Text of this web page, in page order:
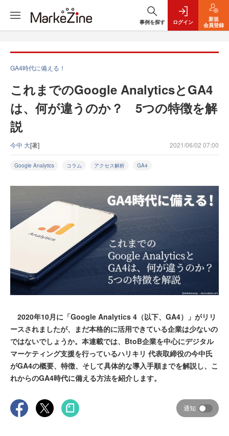
事例を探す ログイン
新規
会員登録
GA4時代に備える！
これまでのGoogle AnalyticsとGA4
は、何が違うのか？ 5つの特徴を解
説
今中 大[著] 2021/06/02 07:00
Google Analytics コラム アクセス解析 GA4
2020年10月に「Google Analytics 4（以下、GA4）」がリリ
ースされましたが、まだ本格的に活用できている企業は少ないの
ではないでしょうか。本連載では、BtoB企業を中心にデジタル
マーケティング支援を行っているハリキリ 代表取締役の今中氏
がGA4の概要、特徴、そして具体的な導入手順までを解説し、こ
れからのGA4時代に備える方法を紹介します。
通知